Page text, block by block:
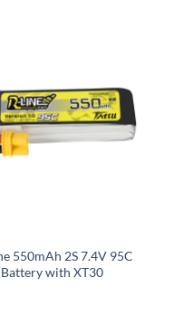
550mAh 2S 7.4V 95C
with XT30